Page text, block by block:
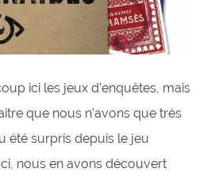
ici les jeux d’enquêtes, mais
que nous n’avons que très
été surpris depuis le jeu
nous en avons découvert